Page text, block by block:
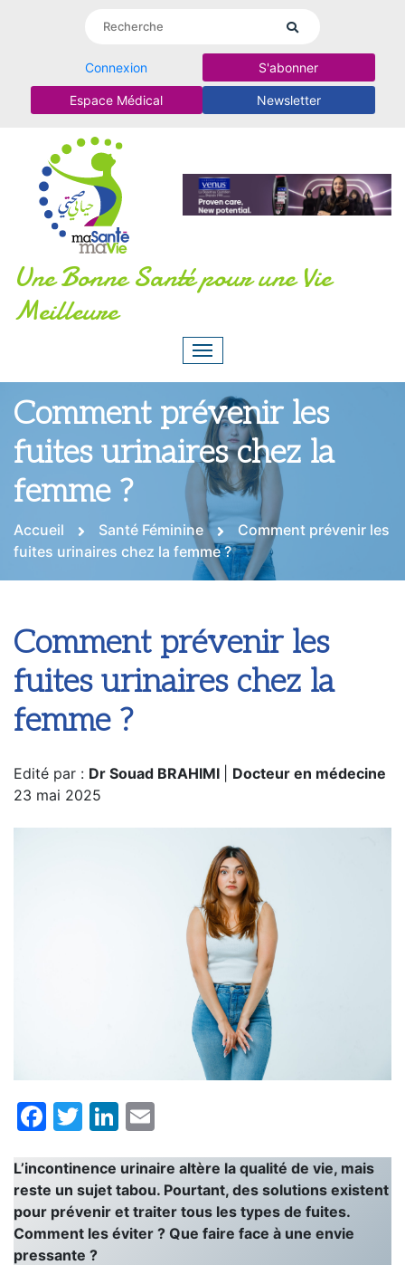
Connexion S'abonner
Espace Médical Newsletter
Une Bonne Santé pour une Vie
Meilleure
Comment prévenir les
fuites urinaires chez la
femme ?
Accueil Santé Féminine
Comment prévenir les
fuites urinaires chez la femme ?
Comment prévenir les
fuites urinaires chez la
femme ?
Edité par : Dr Souad BRAHIMI
Docteur en médecine
23 mai 2025
Facebook
TwitterLinkedIn
L’incontinence urinaire altère la qualité de vie, mais
reste un sujet tabou. Pourtant, des solutions existent
pour prévenir et traiter tous les types de fuites.
Comment les éviter ? Que faire face à une envie
pressante ?